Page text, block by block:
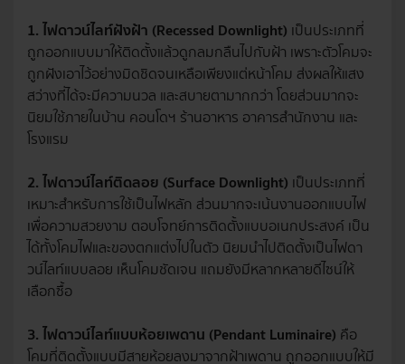
1. ไฟดาวน์ไลท์ฝังฝ้า (Recessed Downlight) เป็นประเภทที่
ถูกออกแบบมาให้ติดตั้งแล้วดูกลมกลืนไปกับฝ้า เพราะตัวโคมจะ
ถูกฝังเอาไว้อย่างมิดชิดจนเหลือเพียงแต่หน้าโคม ส่งผลให้แสง
สว่างที่ได้จะมีความนวล และสบายตามากกว่า โดยส่วนมากจะ
นิยมใช้ภายในบ้าน คอนโดฯ ร้านอาหาร อาคารสำนักงาน และ
โรงแรม
2. ไฟดาวน์ไลท์ติดลอย (Surface Downlight) เป็นประเภทที่
เหมาะสำหรับการใช้เป็นไฟหลัก ส่วนมากจะเน้นงานออกแบบไฟ
เพื่อความสวยงาม ตอบโจทย์การติดตั้งแบบอเนกประสงค์ เป็น
ได้ทั้งโคมไฟและของตกแต่งไปในตัว นิยมนำไปติดตั้งเป็นไฟดา
วน์ไลท์แบบลอย เห็นโคมชัดเจน แถมยังมีหลากหลายดีไซน์ให้
เลือกซื้อ
3. ไฟดาวน์ไลท์แบบห้อยเพดาน (Pendant Luminaire) คือ
โคมที่ติดตั้งแบบมีสายห้อยลงมาจากฝ้าเพดาน ถูกออกแบบให้มี